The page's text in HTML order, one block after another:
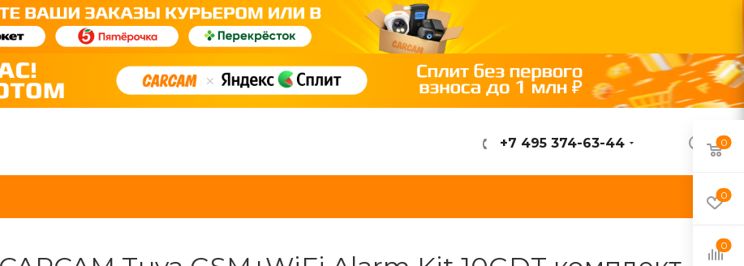
ВОЙТИ
+7 495 374-63-44 0
0
0